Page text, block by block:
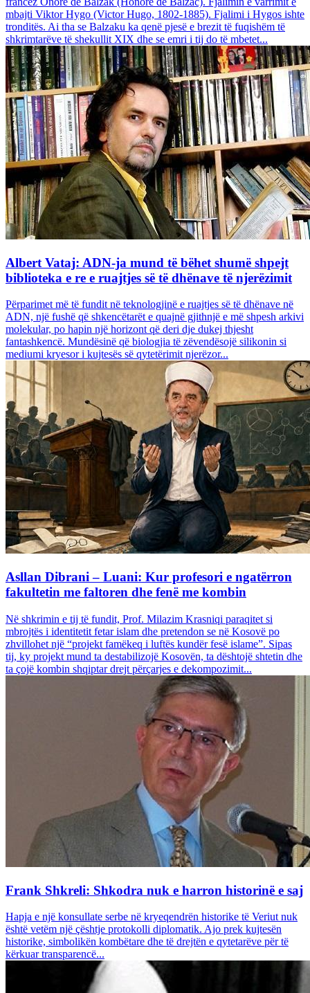
mbajti Viktor Hygo (Victor Hugo, 1802-1885). Fjalimi i Hygos ishte
tronditës. Ai tha se Balzaku ka qenë pjesë e brezit të fuqishëm të
shkrimtarëve të shekullit XIX dhe se emri i tij do të mbetet...
Albert Vataj: ADN-ja mund të bëhet shumë shpejt
biblioteka e re e ruajtjes së të dhënave të njerëzimit
Përparimet më të fundit në teknologjinë e ruajtjes së të dhënave në
ADN, një fushë që shkencëtarët e quajnë gjithnjë e më shpesh arkivi
molekular, po hapin një horizont që deri dje dukej thjesht
fantashkencë. Mundësinë që biologjia të zëvendësojë silikonin si
mediumi kryesor i kujtesës së qytetërimit njerëzor...
Asllan Dibrani – Luani: Kur profesori e ngatërron
fakultetin me faltoren dhe fenë me kombin
Në shkrimin e tij të fundit, Prof. Milazim Krasniqi paraqitet si
mbrojtës i identitetit fetar islam dhe pretendon se në Kosovë po
zhvillohet një “projekt famëkeq i luftës kundër fesë islame”. Sipas
tij, ky projekt mund ta destabilizojë Kosovën, ta dështojë shtetin dhe
ta çojë kombin shqiptar drejt përçarjes e dekompozimit...
Frank Shkreli: Shkodra nuk e harron historinë e saj
Hapja e një konsullate serbe në kryeqendrën historike të Veriut nuk
është vetëm një çështje protokolli diplomatik. Ajo prek kujtesën
historike, simbolikën kombëtare dhe të drejtën e qytetarëve për të
kërkuar transparencë...